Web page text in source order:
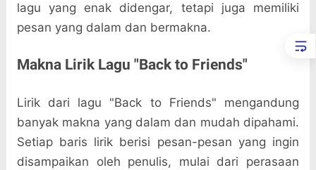
lagu yang enak didengar, tetapi juga memiliki
pesan yang dalam dan bermakna.
Makna Lirik Lagu "Back to Friends"
Lirik dari lagu "Back to Friends" mengandung
banyak makna yang dalam dan mudah dipahami.
Setiap baris lirik berisi pesan-pesan yang ingin
disampaikan oleh penulis, mulai dari perasaan